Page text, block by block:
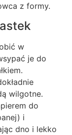
z formy.
w
je do
wilgotne.
do
i
dno i lekko